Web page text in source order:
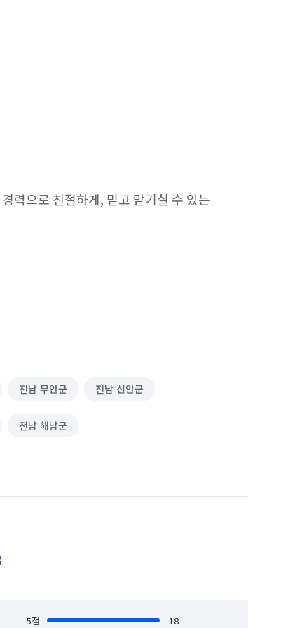
력으로 친절하게, 믿고 맡기실 수 있는
전남 무안군 전남 신안군
전남 해남군
5점
18